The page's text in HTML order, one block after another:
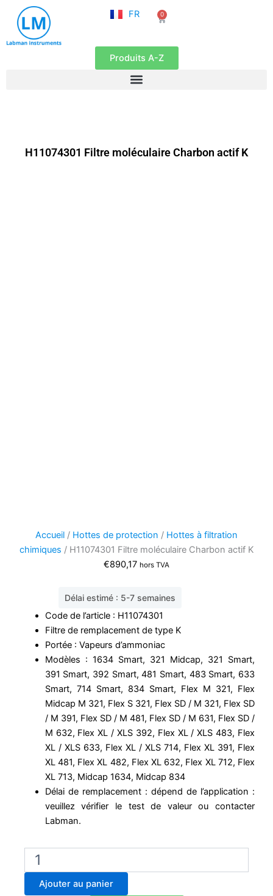
contenu
FR
EN
0
Panier
Produits A-Z
H11074301 Filtre moléculaire Charbon actif K
Accueil / Hottes de protection / Hottes à filtration
chimiques / H11074301 Filtre moléculaire Charbon actif K
€890,17 hors TVA
Délai estimé : 5-7 semaines
Code de l’article : H11074301
Filtre de remplacement de type K
Portée : Vapeurs d’ammoniac
Modèles : 1634 Smart, 321 Midcap, 321 Smart,
391 Smart, 392 Smart, 481 Smart, 483 Smart, 633
Smart, 714 Smart, 834 Smart, Flex M 321, Flex
Midcap M 321, Flex S 321, Flex SD / M 321, Flex SD
/ M 391, Flex SD / M 481, Flex SD / M 631, Flex SD /
M 632, Flex XL / XLS 392, Flex XL / XLS 483, Flex
XL / XLS 633, Flex XL / XLS 714, Flex XL 391, Flex
XL 481, Flex XL 482, Flex XL 632, Flex XL 712, Flex
XL 713, Midcap 1634, Midcap 834
Délai de remplacement : dépend de l’application :
veuillez vérifier le test de valeur ou contacter
Labman.
quantité
H11074301
Filtre
Ajouter au panier